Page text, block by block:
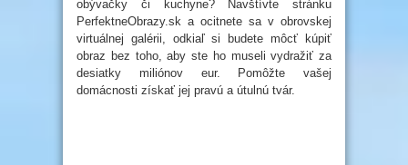
obývačky či kuchyne? Navštívte stránku
PerfektneObrazy.sk a ocitnete sa v obrovskej
virtuálnej galérii, odkiaľ si budete môcť kúpiť
obraz bez toho, aby ste ho museli vydražiť za
desiatky miliónov eur. Pomôžte vašej
domácnosti získať jej pravú a útulnú tvár.